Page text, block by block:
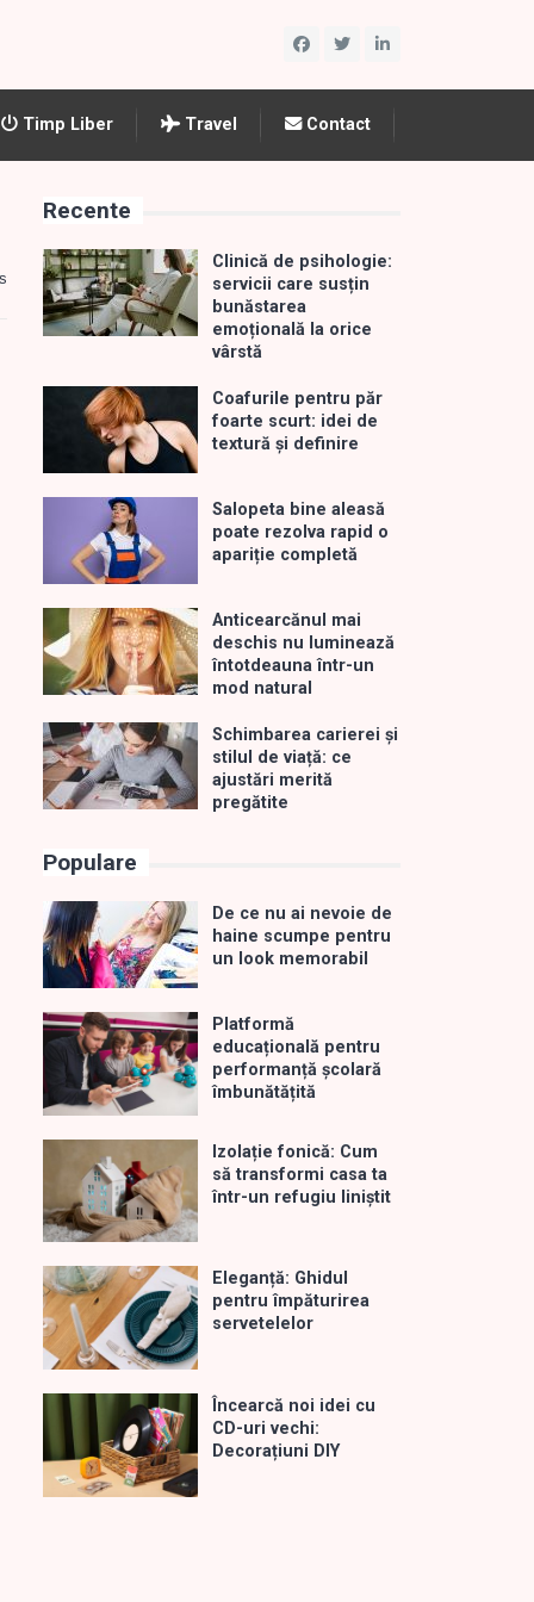
Timp Liber Travel Contact
Recente
Clinică de psihologie:
servicii care susțin
bunăstarea
emoțională la orice
vârstă
Coafurile pentru păr
foarte scurt: idei de
textură și definire
Salopeta bine aleasă
poate rezolva rapid o
apariție completă
Anticearcănul mai
deschis nu luminează
întotdeauna într-un
mod natural
Schimbarea carierei și
stilul de viață: ce
ajustări merită
pregătite
Populare
De ce nu ai nevoie de
haine scumpe pentru
un look memorabil
Platformă
educațională pentru
performanță școlară
îmbunătățită
Izolație fonică: Cum
să transformi casa ta
într-un refugiu liniștit
Eleganță: Ghidul
pentru împăturirea
servetelelor
Încearcă noi idei cu
CD-uri vechi:
Decorațiuni DIY